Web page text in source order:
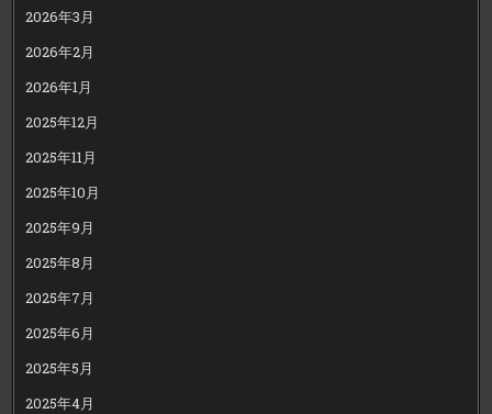
2026年3月
2026年2月
2026年1月
2025年12月
2025年11月
2025年10月
2025年9月
2025年8月
2025年7月
2025年6月
2025年5月
2025年4月